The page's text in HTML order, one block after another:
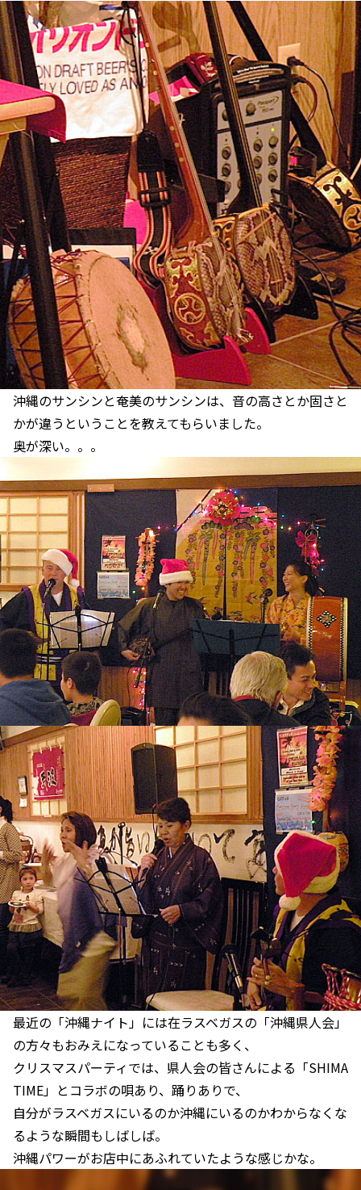
沖縄のサンシンと奄美のサンシンは、音の高さとか固さと
かが違うということを教えてもらいました。
奥が深い。。。
最近の「沖縄ナイト」には在ラスベガスの「沖縄県人会」
の方々もおみえになっていることも多く、
クリスマスパーティでは、県人会の皆さんによる「SHIMA
TIME」とコラボの唄あり、踊りありで、
自分がラスベガスにいるのか沖縄にいるのかわからなくな
るような瞬間もしばしば。
沖縄パワーがお店中にあふれていたような感じかな。